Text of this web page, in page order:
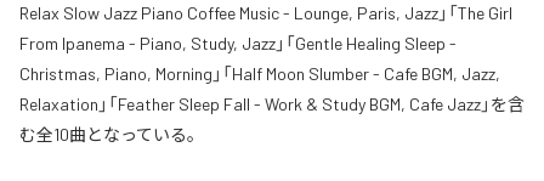
Relax Slow Jazz Piano Coffee Music - Lounge, Paris, Jazz」「The Girl
From Ipanema - Piano, Study, Jazz」「Gentle Healing Sleep -
Christmas, Piano, Morning」「Half Moon Slumber - Cafe BGM, Jazz,
Relaxation」「Feather Sleep Fall - Work & Study BGM, Cafe Jazz」を含
む全10曲となっている。